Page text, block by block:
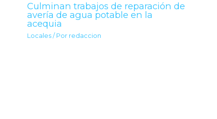
Culminan trabajos de reparación de
avería de agua potable en la
acequia
Locales / Por redaccion